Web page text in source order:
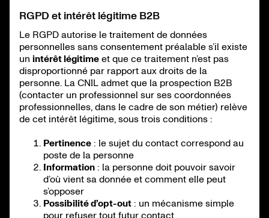
RGPD et intérêt légitime B2B
Le RGPD autorise le traitement de données
personnelles sans consentement préalable s’il existe
un intérêt légitime et que ce traitement n’est pas
disproportionné par rapport aux droits de la
personne. La CNIL admet que la prospection B2B
(contacter un professionnel sur ses coordonnées
professionnelles, dans le cadre de son métier) relève
de cet intérêt légitime, sous trois conditions :
Pertinence : le sujet du contact correspond au
poste de la personne
Information : la personne doit pouvoir savoir
d’où vient sa donnée et comment elle peut
s’opposer
Possibilité d’opt-out : un mécanisme simple
pour refuser tout futur contact